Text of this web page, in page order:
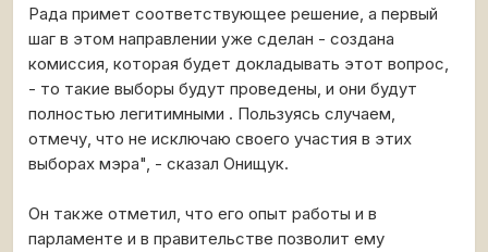
Рада примет соответствующее решение, а первый
шаг в этом направлении уже сделан - создана
комиссия, которая будет докладывать этот вопрос,
- то такие выборы будут проведены, и они будут
полностью легитимными . Пользуясь случаем,
отмечу, что не исключаю своего участия в этих
выборах мэра", - сказал Онищук.
Он также отметил, что его опыт работы и в
парламенте и в правительстве позволит ему